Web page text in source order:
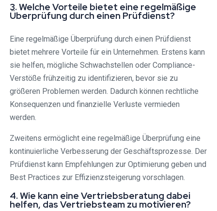
3. Welche Vorteile bietet eine regelmäßige
Überprüfung durch einen Prüfdienst?
Eine regelmäßige Überprüfung durch einen Prüfdienst
bietet mehrere Vorteile für ein Unternehmen. Erstens kann
sie helfen, mögliche Schwachstellen oder Compliance-
Verstöße frühzeitig zu identifizieren, bevor sie zu
größeren Problemen werden. Dadurch können rechtliche
Konsequenzen und finanzielle Verluste vermieden
werden.
Zweitens ermöglicht eine regelmäßige Überprüfung eine
kontinuierliche Verbesserung der Geschäftsprozesse. Der
Prüfdienst kann Empfehlungen zur Optimierung geben und
Best Practices zur Effizienzsteigerung vorschlagen.
4. Wie kann eine Vertriebsberatung dabei
helfen, das Vertriebsteam zu motivieren?